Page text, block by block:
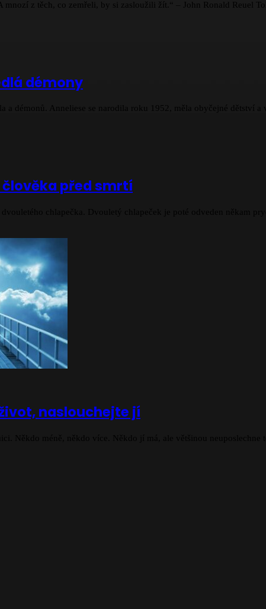
mnozí z těch, co zemřeli, by si zasloužili žít.“ – John Ronald Reuel
démony
a démonů. Anneliese se narodila roku 1952, měla obyčejné dětství
před smrtí
naslouchejte jí